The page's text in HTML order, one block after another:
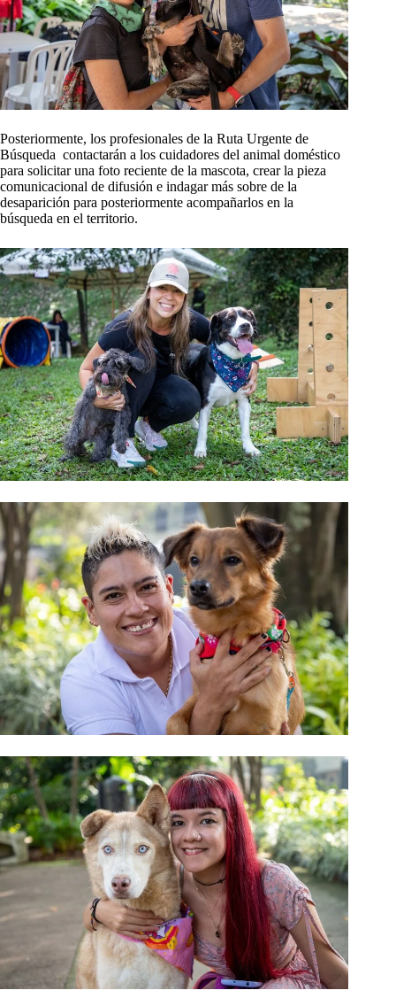
Posteriormente, los profesionales de la Ruta Urgente de
Búsqueda contactarán a los cuidadores del animal doméstico
para solicitar una foto reciente de la mascota, crear la pieza
comunicacional de difusión e indagar más sobre de la
desaparición para posteriormente acompañarlos en la
búsqueda en el territorio.